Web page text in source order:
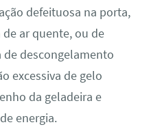
defeituosa na porta,
ar quente, ou de
descongelamento
excessiva de gelo
da geladeira e
energia.